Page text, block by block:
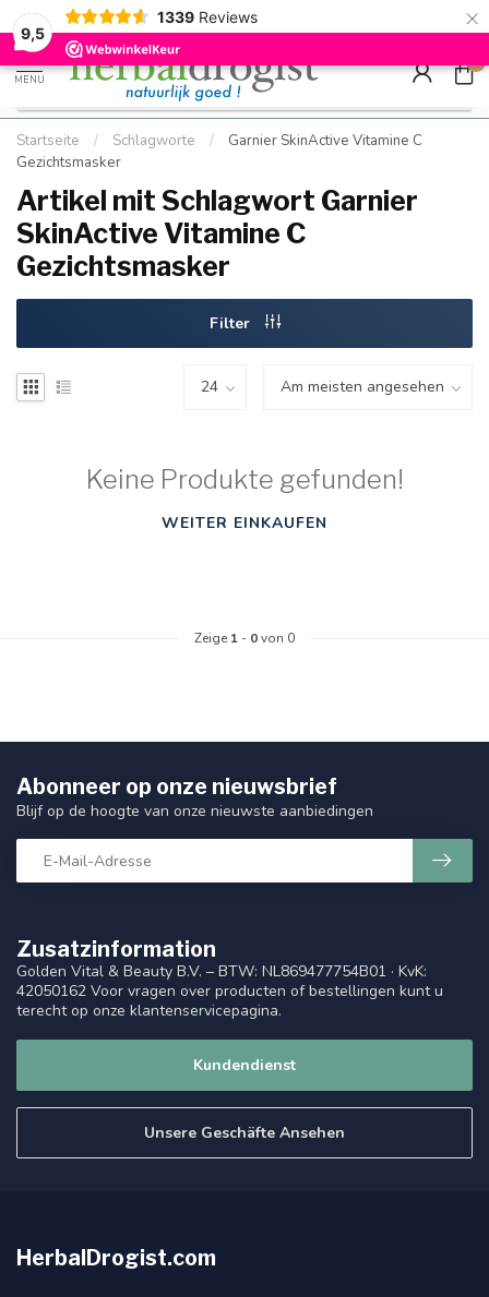
9,5
1339 Reviews ×
Kostenloser DE-Versand ab Mindestbestellwert |
Schnell geliefert
Minimum
Hızlı
MENU
0
Startseite / Schlagworte /
Garnier SkinActive Vitamine C
Gezichtsmasker
Artikel mit Schlagwort Garnier
SkinActive Vitamine C
Gezichtsmasker
Filter
Keine Produkte gefunden!
WEITER EINKAUFEN
Zeige 1 - 0von 0
Zusatzinformation
Golden Vital & Beauty B.V. – BTW: NL869477754B01 · KvK:
42050162 Voor vragen over producten of bestellingen kunt u
terecht op onze klantenservicepagina.
Kundendienst
Unsere Geschäfte Ansehen
Abonneer op onze nieuwsbrief
Blijf op de hoogte van onze nieuwste aanbiedingen
HerbalDrogist.com